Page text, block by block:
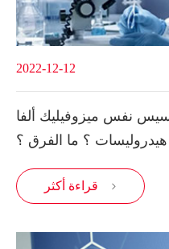
2022-12-12
نفس ميزوفيليك ألفا
هيدروليسات ؟ ما الفرق ؟
قراءة أكثر 